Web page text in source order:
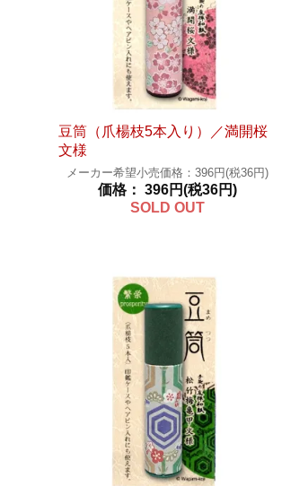
豆筒（爪楊枝5本入り）／満開桜
文様
メーカー希望小売価格：396円(税36円)
価格： 396円(税36円)
SOLD OUT